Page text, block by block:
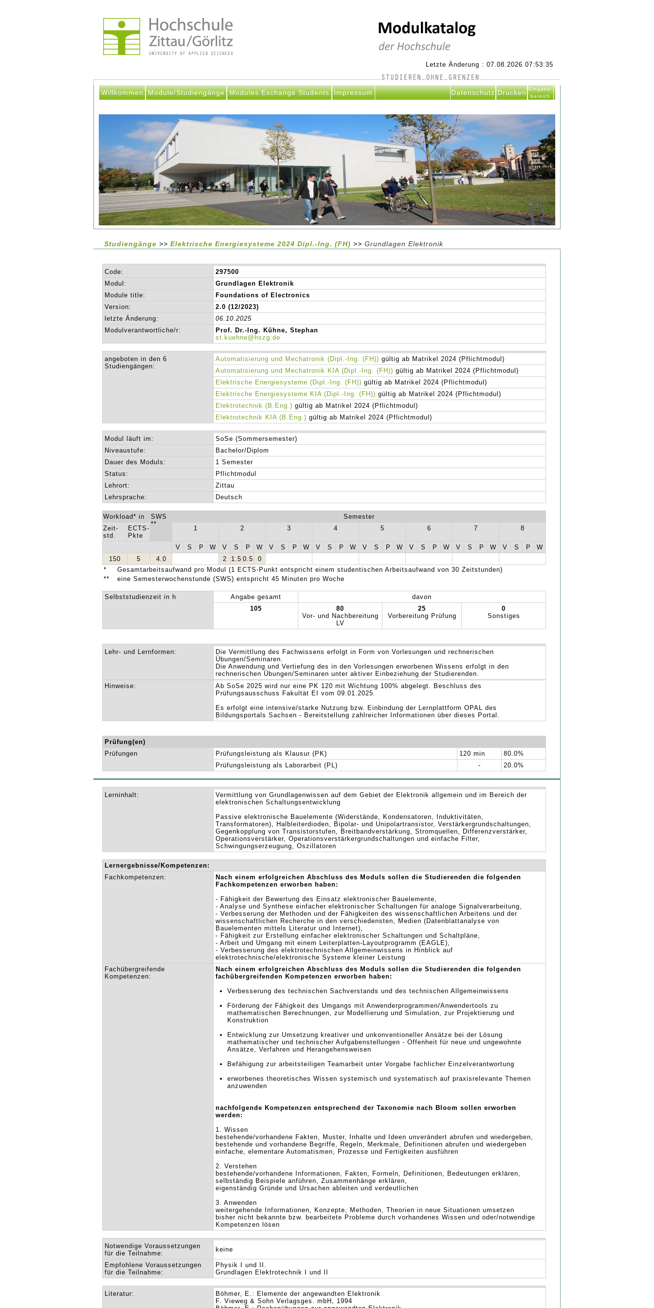
Letzte Änderung : 07.08.2026 07:53:35
Willkommen Module/Studiengänge Modules Exchange Students Impressum Datenschutz Drucken Eingabe-
bereich
Studiengänge >>Elektrische Energiesysteme 2024 Dipl.-Ing. (FH)>>Grundlagen Elektronik
Code:
297500
Modul:
Grundlagen Elektronik
Module title:
Foundations of Electronics
Version:
2.0 (12/2023)
letzte Änderung:
06.10.2025
Modulverantwortliche/r:
Prof. Dr.-Ing. Kühne, Stephan
st.kuehne@hszg.de
angeboten in den 6
Studiengängen:
Automatisierung und Mechatronik (Dipl.-Ing. (FH)) gültig ab Matrikel 2024 (Pflichtmodul)
Automatisierung und Mechatronik KIA (Dipl.-Ing. (FH)) gültig ab Matrikel 2024 (Pflichtmodul)
Elektrische Energiesysteme (Dipl.-Ing. (FH)) gültig ab Matrikel 2024 (Pflichtmodul)
Elektrische Energiesysteme KIA (Dipl.-Ing. (FH)) gültig ab Matrikel 2024 (Pflichtmodul)
Elektrotechnik (B.Eng.) gültig ab Matrikel 2024 (Pflichtmodul)
Elektrotechnik KIA (B.Eng.) gültig ab Matrikel 2024 (Pflichtmodul)
Modul läuft im:
SoSe (Sommersemester)
Niveaustufe:
Bachelor/Diplom
Dauer des Moduls:
1 Semester
Status:
Pflichtmodul
Lehrort:
Zittau
Lehrsprache:
Deutsch
Workload* in
SWS
**
Semester
Zeit-
std.
ECTS-
Pkte
1 2 3 4 5 6 7 8
V S P W V S P W V S P W V S P W V S P W V S P W V S P W V S P
W
150
5 4.0 2 1.5 0.5
0
*
Gesamtarbeitsaufwand pro Modul (1 ECTS-Punkt entspricht einem studentischen Arbeitsaufwand von 30 Zeitstunden)
**
eine Semesterwochenstunde (SWS) entspricht 45 Minuten pro Woche
Selbststudienzeit in h Angabe gesamt
davon
105
80
Vor- und Nachbereitung
LV
25
Vorbereitung Prüfung
0
Sonstiges
Lehr- und Lernformen:
Die Vermittlung des Fachwissens erfolgt in Form von Vorlesungen und rechnerischen
Übungen/Seminaren.
Die Anwendung und Vertiefung des in den Vorlesungen erworbenen Wissens erfolgt in den
rechnerischen Übungen/Seminaren unter aktiver Einbeziehung der Studierenden.
Hinweise:
Ab SoSe 2025 wird nur eine PK 120 mit Wichtung 100% abgelegt. Beschluss des
Prüfungsausschuss Fakultät EI vom 09.01.2025.
Es erfolgt eine intensive/starke Nutzung bzw. Einbindung der Lernplattform OPAL des
Bildungsportals Sachsen - Bereitstellung zahlreicher Informationen über dieses Portal.
Prüfung(en)
Prüfungen
Prüfungsleistung als Klausur (PK) 120 min
80.0%
Prüfungsleistung als Laborarbeit (PL)
- 20.0%
Lerninhalt:
Vermittlung von Grundlagenwissen auf dem Gebiet der Elektronik allgemein und im Bereich der
elektronischen Schaltungsentwicklung
Passive elektronische Bauelemente (Widerstände, Kondensatoren, Induktivitäten,
Transformatoren), Halbleiterdioden, Bipolar- und Unipolartransistor, Verstärkergrundschaltungen,
Gegenkopplung von Transistorstufen, Breitbandverstärkung, Stromquellen, Differenzverstärker,
Operationsverstärker, Operationsverstärkergrundschaltungen und einfache Filter,
Schwingungserzeugung, Oszillatoren
Lernergebnisse/Kompetenzen:
Fachkompetenzen:
Nach einem erfolgreichen Abschluss des Moduls sollen die Studierenden die folgenden
Fachkompetenzen erworben haben:
- Fähigkeit der Bewertung des Einsatz elektronischer Bauelemente,
- Analyse und Synthese einfacher elektronischer Schaltungen für analoge Signalverarbeitung,
- Verbesserung der Methoden und der Fähigkeiten des wissenschaftlichen Arbeitens und der
wissenschaftlichen Recherche in den verschiedensten, Medien (Datenblattanalyse von
Bauelementen mittels Literatur und Internet),
- Fähigkeit zur Erstellung einfacher elektronischer Schaltungen und Schaltpläne,
- Arbeit und Umgang mit einem Leiterplatten-Layoutprogramm (EAGLE),
- Verbesserung des elektrotechnischen Allgemeinwissens in Hinblick auf
elektrotechnische/elektronische Systeme kleiner Leistung
Fachübergreifende
Kompetenzen:
Nach einem erfolgreichen Abschluss des Moduls sollen die Studierenden die folgenden
fachübergreifenden Kompetenzen erworben haben:
Verbesserung des technischen Sachverstands und des technischen Allgemeinwissens
Förderung der Fähigkeit des Umgangs mit Anwenderprogrammen/Anwendertools zu
mathematischen Berechnungen, zur Modellierung und Simulation, zur Projektierung und
Konstruktion
Entwicklung zur Umsetzung kreativer und unkonventioneller Ansätze bei der Lösung
mathematischer und technischer Aufgabenstellungen - Offenheit für neue und ungewohnte
Ansätze, Verfahren und Herangehensweisen
Befähigung zur arbeitsteiligen Teamarbeit unter Vorgabe fachlicher Einzelverantwortung
erworbenes theoretisches Wissen systemisch und systematisch auf praxisrelevante Themen
anzuwenden
nachfolgende Kompetenzen entsprechend der Taxonomie nach Bloom sollen erworben
werden:
1. Wissen
bestehende/vorhandene Fakten, Muster, Inhalte und Ideen unverändert abrufen und wiedergeben,
bestehende und vorhandene Begriffe, Regeln, Merkmale, Definitionen abrufen und wiedergeben
einfache, elementare Automatismen, Prozesse und Fertigkeiten ausführen
2. Verstehen
bestehende/vorhandene Informationen, Fakten, Formeln, Definitionen, Bedeutungen erklären,
selbständig Beispiele anführen, Zusammenhänge erklären,
eigenständig Gründe und Ursachen ableiten und verdeutlichen
3. Anwenden
weitergehende Informationen, Konzepte, Methoden, Theorien in neue Situationen umsetzen
bisher nicht bekannte bzw. bearbeitete Probleme durch vorhandenes Wissen und oder/notwendige
Kompetenzen lösen
Notwendige Voraussetzungen
für die Teilnahme:
keine
Empfohlene Voraussetzungen
für die Teilnahme:
Physik I und II.
Grundlagen Elektrotechnik I und II
Literatur:
Böhmer, E.: Elemente der angewandten Elektronik
F. Vieweg & Sohn Verlagsges. mbH, 1994